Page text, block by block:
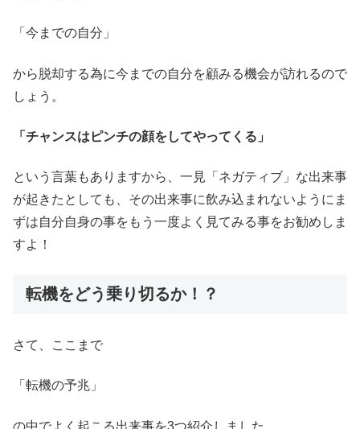
「今までの自分」
から脱却する為に今までの自分を顧みる機会が訪れるので
しょう。
「チャンスはピンチの顔をしてやってくる」
という言葉もありますから、一見「ネガティブ」な出来事
が起きたとしても、その出来事に飲み込まれないようにま
ずは自分自身の事をもう一度よく見てみる事をお勧めしま
すよ！
転機をどう乗り切るか！？
さて、ここまで
「転機の予兆」
の中でよく起こる出来事を3つ紹介しました。